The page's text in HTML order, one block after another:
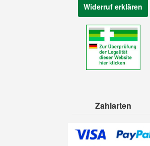
Widerruf erklären
Zahlarten